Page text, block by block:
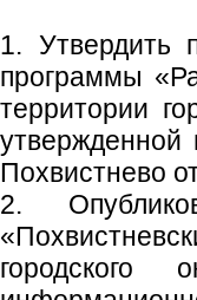
1. Утвердить
программы
территории
утвержденной
Похвистнево
2.
городского